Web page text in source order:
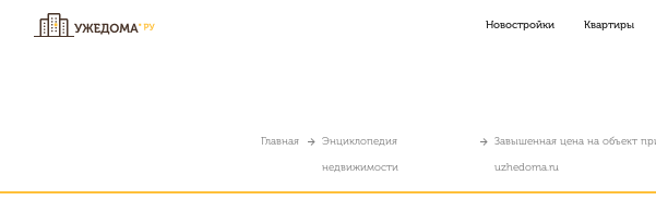
Новостройки Квартиры
Главная
Энциклопедия
недвижимости
Завышенная цена на объект
uzhedoma.ru